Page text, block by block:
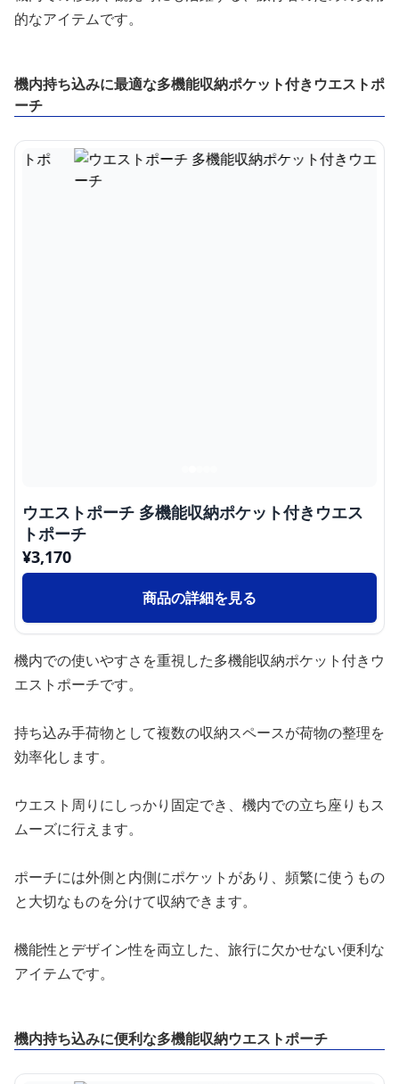
的なアイテムです。
機内持ち込みに最適な多機能収納ポケット付きウエストポ
ーチ
ウエストポーチ 多機能収納ポケット付きウエス
トポーチ
¥3,170
商品の詳細を見る
機内での使いやすさを重視した多機能収納ポケット付きウ
エストポーチです。
持ち込み手荷物として複数の収納スペースが荷物の整理を
効率化します。
ウエスト周りにしっかり固定でき、機内での立ち座りもス
ムーズに行えます。
ポーチには外側と内側にポケットがあり、頻繁に使うもの
と大切なものを分けて収納できます。
機能性とデザイン性を両立した、旅行に欠かせない便利な
アイテムです。
機内持ち込みに便利な多機能収納ウエストポーチ